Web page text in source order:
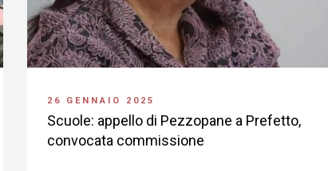
26 GENNAIO 2025
Scuole: appello di Pezzopane a Prefetto,
convocata commissione